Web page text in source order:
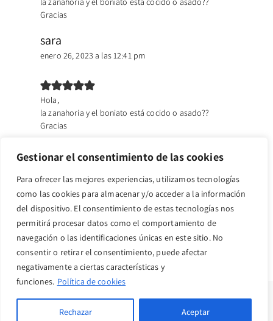
Gestionar el consentimiento de las cookies
Para ofrecer las mejores experiencias, utilizamos tecnologías
como las cookies para almacenar y/o acceder a la información
del dispositivo. El consentimiento de estas tecnologías nos
permitirá procesar datos como el comportamiento de
navegación o las identificaciones únicas en este sitio. No
consentir o retirar el consentimiento, puede afectar
negativamente a ciertas características y
funciones. Política de cookies
Rechazar Aceptar
Gracias
sara
enero 26, 2023 a las 12:41 pm
Hola,
la zanahoria y el boniato está cocido o asado??
Gracias
Eli
Hola! Una vez hechas se pueden congelar?
Los comentarios están cerrados.
Copyright © 2022 · purahealthyvida